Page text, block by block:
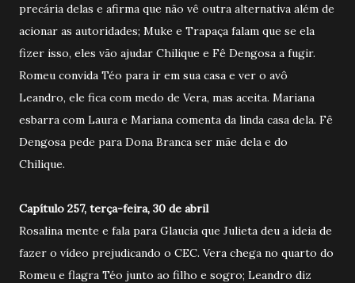
precária delas e afirma que não vê outra alternativa além de
acionar as autoridades; Muke e Trapaça falam que se ela
fizer isso, eles vão ajudar Chilique e Fê Dengosa a fugir.
Romeu convida Téo para ir em sua casa e ver o avô
Leandro, ele fica com medo de Vera, mas aceita. Mariana
esbarra com Laura e Mariana comenta da linda casa dela. Fê
Dengosa pede para Dona Branca ser mãe dela e do
Chilique.
Capítulo 257, terça-feira, 30 de abril
Rosalina mente e fala para Glaucia que Julieta deu a ideia de
fazer o vídeo prejudicando o CEC. Vera chega no quarto do
Romeu e flagra Téo junto ao filho e sogro; Leandro diz